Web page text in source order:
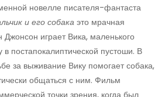
новелле писателя-фантаста
и его собака это мрачная
Джонсон играет Вика, маленького
постапокалиптической пустоши. В
за выживание Вику помогает собака,
общаться с ним. Фильм